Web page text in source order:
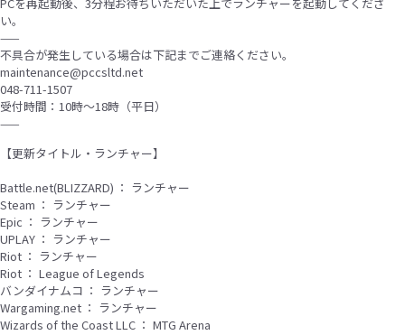
い。
——
不具合が発生している場合は下記までご連絡ください。
maintenance@pccsltd.net
048-711-1507
受付時間：10時〜18時（平日）
——
【更新タイトル・ランチャー】
Battle.net(BLIZZARD) ： ランチャー
Steam ： ランチャー
Epic ： ランチャー
UPLAY ： ランチャー
Riot ： ランチャー
Riot ： League of Legends
バンダイナムコ ： ランチャー
Wargaming.net ： ランチャー
Wizards of the Coast LLC ： MTG Arena